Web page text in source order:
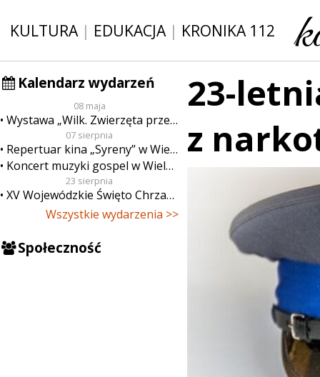
KULTURA| EDUKACJA| KRONIKA 112
Kalendarz wydarzeń
08 maja
Wystawa „Wilk. Zwierzęta przeklęte”
07 sierpnia
Repertuar kina „Syreny” w Wieluniu w dn. od 7 do 13 sierpnia
Koncert muzyki gospel w Wieluniu
23 sierpnia
XV Wojewódzkie Święto Chrzanu
Wszystkie wydarzenia >>
Społeczność
23-
z